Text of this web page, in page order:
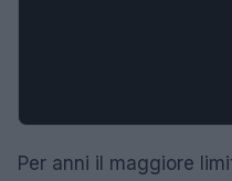
Per anni il maggiore